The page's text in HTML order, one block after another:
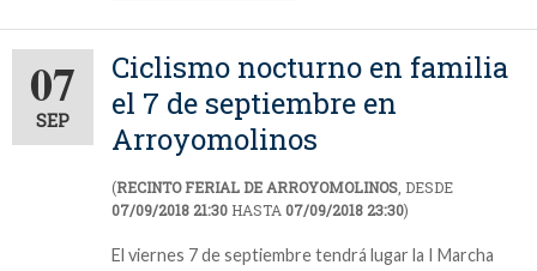
07
SEP
Ciclismo nocturno en familia
el 7 de septiembre en
Arroyomolinos
(RECINTO FERIAL DE ARROYOMOLINOS, DESDE
07/09/2018 21:30 HASTA07/09/2018 23:30)
El viernes 7 de septiembre tendrá lugar la I Marcha